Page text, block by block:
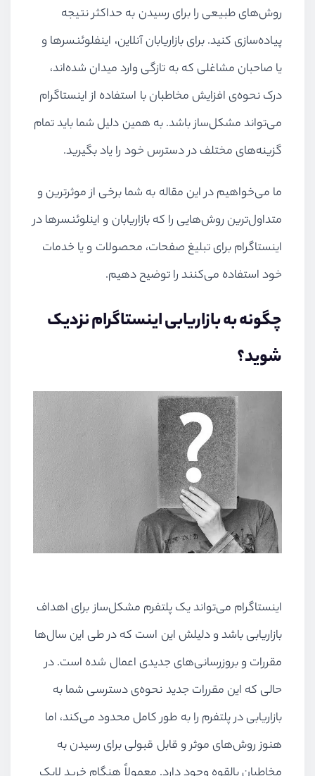
روش‌های طبیعی را برای رسیدن به حداکثر نتیجه
پیاده‌سازی کنید. برای بازاریابان آنلاین، اینفلوئنسرها و
یا صاحبان مشاغلی که به تازگی وارد میدان شده‌اند،
درک نحوه‌ی افزایش مخاطبان با استفاده از اینستاگرام
می‌تواند مشکل‌ساز باشد. به همین دلیل شما باید تمام
گزینه‌های مختلف در دسترس خود را یاد بگیرید.
ما می‌خواهیم در این مقاله به شما برخی از موثرترین و
متداول‌ترین روش‌هایی را که بازاریابان و اینلوئنسرها در
اینستاگرام برای تبلیغ صفحات، محصولات و یا خدمات
خود استفاده می‌کنند را توضیح دهیم.
چگونه به بازاریابی اینستاگرام نزدیک
شوید؟
اینستاگرام می‌تواند یک پلتفرم مشکل‌ساز برای اهداف
بازاریابی باشد و دلیلش این است که در طی این سال‌ها
مقررات و بروزرسانی‌های جدیدی اعمال شده است. در
حالی که این مقررات جدید نحوه‌ی دسترسی شما به
بازاریابی در پلتفرم را به طور کامل محدود می‌کند، اما
هنوز روش‌های موثر و قابل قبولی برای رسیدن به